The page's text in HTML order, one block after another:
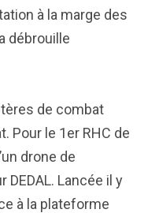
à la marge des
débrouille
de combat
Pour le 1er RHC de
drone de
Lancée il y
à la plateforme